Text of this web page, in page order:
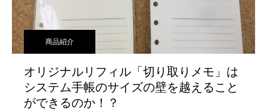
商品紹介
オリジナルリフィル「切り取りメモ」は
システム手帳のサイズの壁を越えること
ができるのか！？